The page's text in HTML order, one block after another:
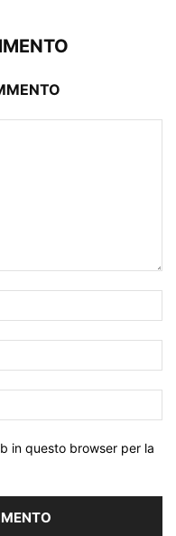
in questo browser per la